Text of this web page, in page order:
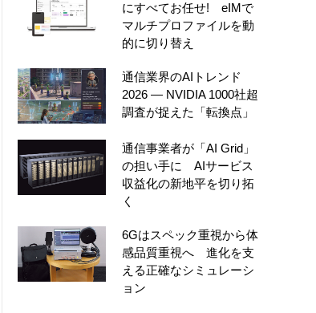
にすべてお任せ! eIMで
マルチプロファイルを動
的に切り替え
通信業界のAIトレンド
2026 ― NVIDIA 1000社超
調査が捉えた「転換点」
通信事業者が「AI Grid」
の担い手に AIサービス
収益化の新地平を切り拓
く
6Gはスペック重視から体
感品質重視へ 進化を支
える正確なシミュレーシ
ョン